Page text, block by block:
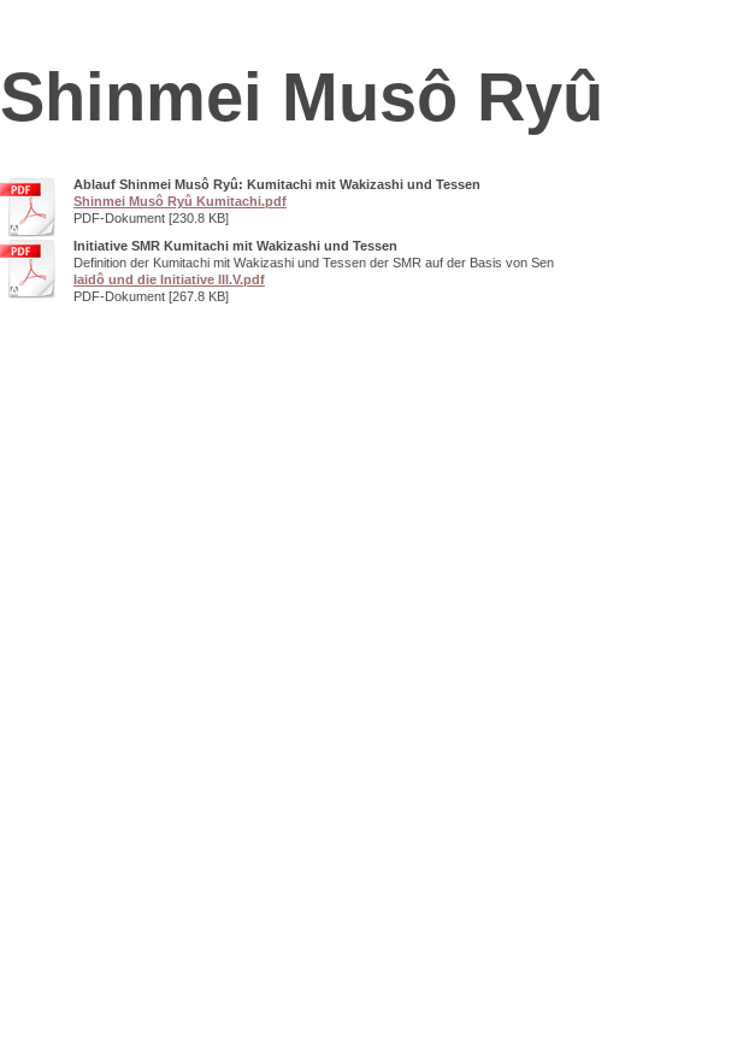
Shinmei Musô Ryû
Ablauf Shinmei Musô Ryû: Kumitachi mit Wakizashi und Tessen
Shinmei Musô Ryû Kumitachi.pdf
PDF-Dokument [230.8 KB]
Initiative SMR Kumitachi mit Wakizashi und Tessen
Definition der Kumitachi mit Wakizashi und Tessen der SMR auf der Basis von Sen
Iaidô und die Initiative III.V.pdf
PDF-Dokument [267.8 KB]